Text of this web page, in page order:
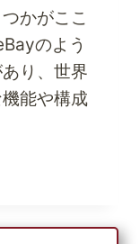
かがここ
のよう
り、世界
能や構成